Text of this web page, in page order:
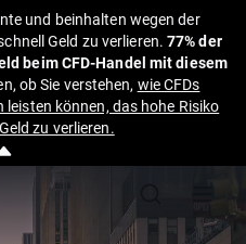
und beinhalten wegen der
Geld zu verlieren.77% der
beim CFD-Handel mit diesem
ob Sie verstehen, wie CFDs
können, das hohe Risiko
zu verlieren.